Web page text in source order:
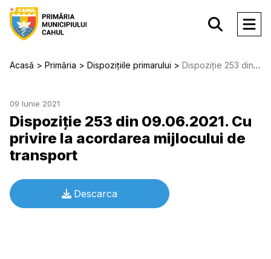
Acasă Primăria Dispozițiile primarului Dispoziție 253 din 09.06.2021. Cu privire la acordarea mijlocului de transport
09 Iunie 2021
Dispoziție 253 din 09.06.2021. Cu
privire la acordarea mijlocului de
transport
Descarca